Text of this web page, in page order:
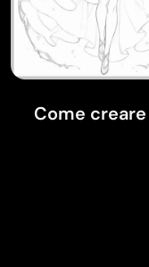
Come